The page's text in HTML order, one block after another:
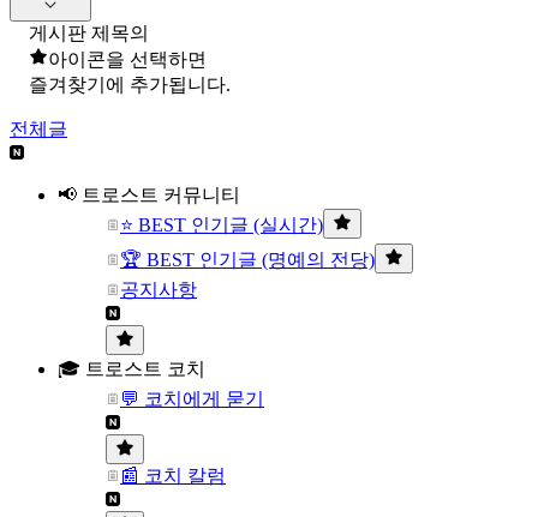
게시판 제목의
아이콘을 선택하면
즐겨찾기에 추가됩니다.
전체글
📢 트로스트 커뮤니티
⭐ BEST 인기글 (실시간)
🏆 BEST 인기글 (명예의 전당)
공지사항
🎓 트로스트 코치
💬 코치에게 묻기
📰 코치 칼럼